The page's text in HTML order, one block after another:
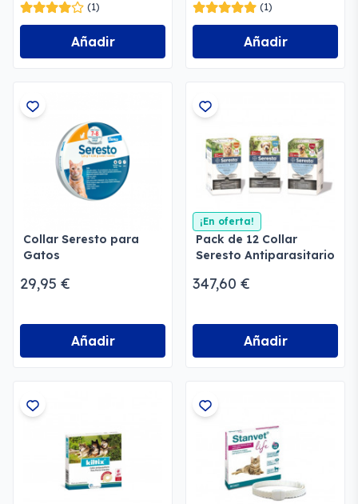
(1)
Añadir
(1)
Añadir
Collar Seresto para
Gatos
29,95 €
Añadir
¡En oferta!
Pack de 12 Collar
Seresto Antiparasitario
347,60 €
Añadir